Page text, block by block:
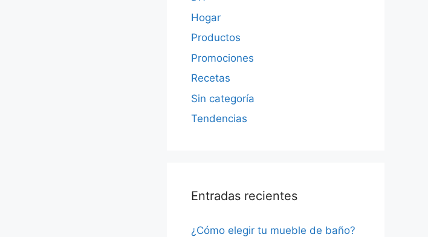
Hogar
Productos
Promociones
Recetas
Sin categoría
Tendencias
Entradas recientes
¿Cómo elegir tu mueble de baño?